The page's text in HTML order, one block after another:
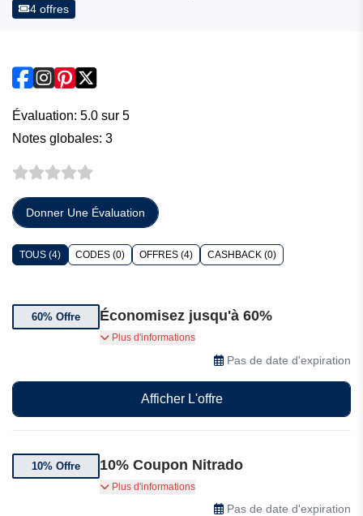
4 offres
Évaluation: 5.0 sur 5
Notes globales: 3
Donner Une Évaluation
TOUS (4) CODES (0) OFFRES (4) CASHBACK (0)
60% Offre Économisez jusqu'à 60%
économisez jusqu'à 60% sur les frais de serveur
Plus d'informations
Pas de date d'expiration
Afficher L'offre
10% Offre 10% Coupon Nitrado
Jusqu'à 10% de réduction sur une sélection de
produits en solde de Nitrado
Plus d'informations
Pas de date d'expiration